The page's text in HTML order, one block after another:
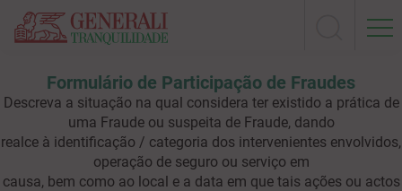
Formulário de Participação de Fraudes
Descreva a situação na qual considera ter existido a prática de
uma Fraude ou suspeita de Fraude, dando
realce à identificação / categoria dos intervenientes envolvidos,
operação de seguro ou serviço em
causa, bem como ao local e a data em que tais ações ou actos